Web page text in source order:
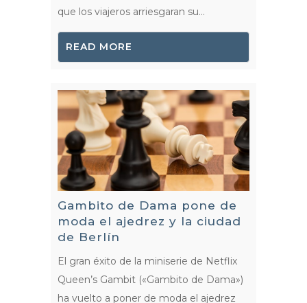
que los viajeros arriesgaran su...
READ MORE
Gambito de Dama pone de
moda el ajedrez y la ciudad
de Berlín
El gran éxito de la miniserie de Netflix
Queen’s Gambit («Gambito de Dama»)
ha vuelto a poner de moda el ajedrez